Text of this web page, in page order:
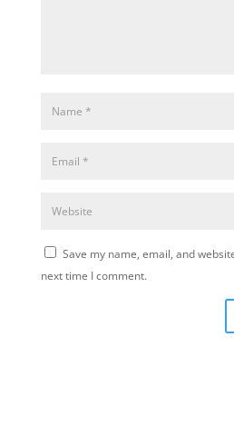
Save my name, email, and
next time I comment.